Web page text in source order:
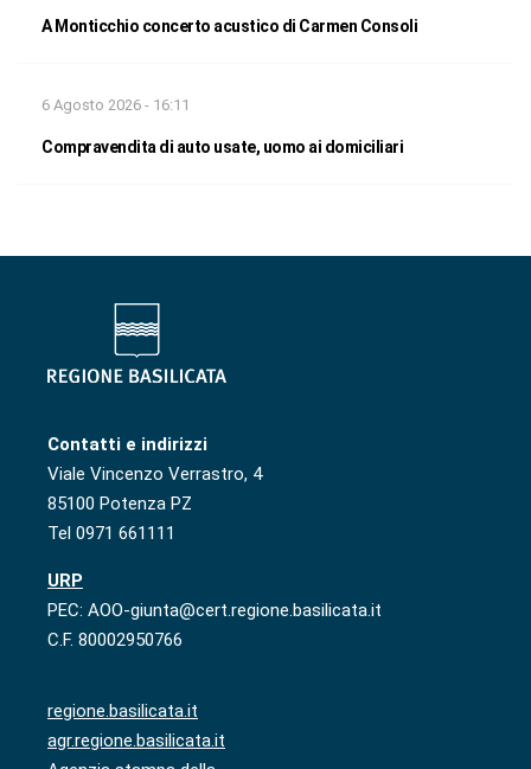
A Monticchio concerto acustico di Carmen Consoli
6 Agosto 2026 - 16:11
Compravendita di auto usate, uomo ai domiciliari
Contatti e indirizzi
Viale Vincenzo Verrastro, 4
85100 Potenza PZ
Tel 0971 661111
URP
PEC: AOO-giunta@cert.regione.basilicata.it
C.F. 80002950766
regione.basilicata.it
agr.regione.basilicata.it